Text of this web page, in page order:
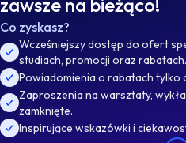
zawsze na bieżąco!
Co zyskasz?
Wcześniejszy dostęp do ofert
studiach, promocji oraz rabatach.
Powiadomienia o rabatach tylko
Zaproszenia na warsztaty,
zamknięte.
Inspirujące wskazówki i